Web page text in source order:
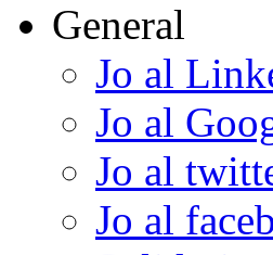
General
Jo al
Jo al
Jo al
Jo al